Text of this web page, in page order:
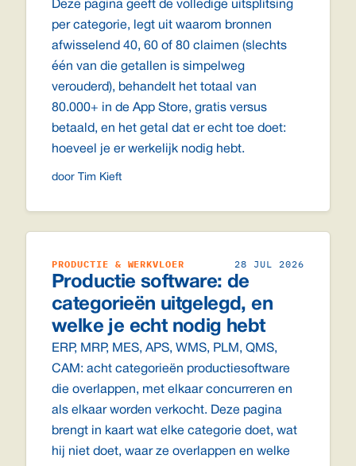
Deze pagina geeft de volledige uitsplitsing
per categorie, legt uit waarom bronnen
afwisselend 40, 60 of 80 claimen (slechts
één van die getallen is simpelweg
verouderd), behandelt het totaal van
80.000+ in de App Store, gratis versus
betaald, en het getal dat er echt toe doet:
hoeveel je er werkelijk nodig hebt.
door Tim Kieft
PRODUCTIE & WERKVLOER 28 JUL 2026
Productie software: de
categorieën uitgelegd, en
welke je echt nodig hebt
ERP, MRP, MES, APS, WMS, PLM, QMS,
CAM: acht categorieën productiesoftware
die overlappen, met elkaar concurreren en
als elkaar worden verkocht. Deze pagina
brengt in kaart wat elke categorie doet, wat
hij niet doet, waar ze overlappen en welke